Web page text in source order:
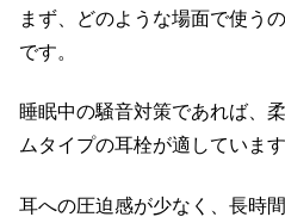
まず、どのような場面で使う
です。
睡眠中の騒音対策であれば、
ムタイプの耳栓が適しています
耳への圧迫感が少なく、長時